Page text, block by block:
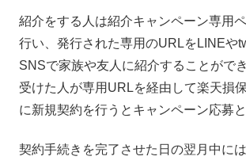
紹介をする人は紹介キャンペーン専用
行い、発行された専用のURLをLINEや
SNSで家族や友人に紹介することがで
受けた人が専用URLを経由して楽天損
に新規契約を行うとキャンペーン応募と
契約手続きを完了させた日の翌月中に